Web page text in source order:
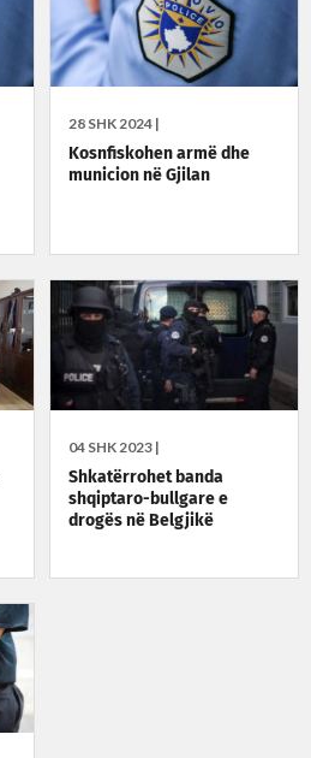
28 SHK 2024 |
Kosnfiskohen armë dhe
municion në Gjilan
04 SHK 2023 |
Shkatërrohet banda
shqiptaro-bullgare e
drogës në Belgjikë